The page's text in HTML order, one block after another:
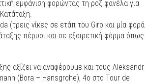
εμφάνιση φορώντας τη ροζ φανέλα για
(τρεις νίκες σε ετάπ του Giro και μία φορά
πέρυσι και σε εξαιρετική φόρμα όπως
αξίζει να αναφέρουμε και τους Aleksandr
(Bora – Hansgrohe), 4ο στο Tour de